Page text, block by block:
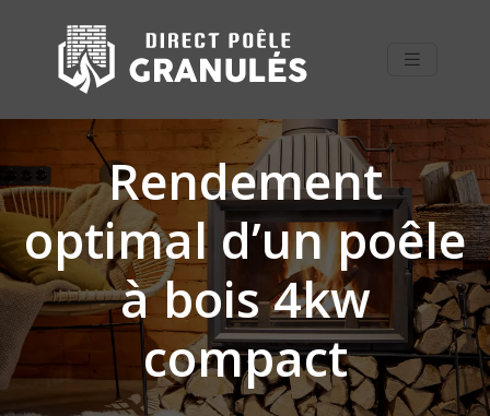
Rendement
optimal d’un poêle
à bois 4kw
compact